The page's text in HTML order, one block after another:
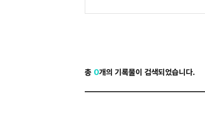
시
총 0개의 기록물이 검색되었습니다.